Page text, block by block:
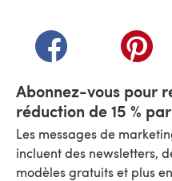
(s'ouvre dans un
Abonnez-vous pour
réduction de 15 %
Les messages de
incluent des newsletters,
modèles gratuits et plus